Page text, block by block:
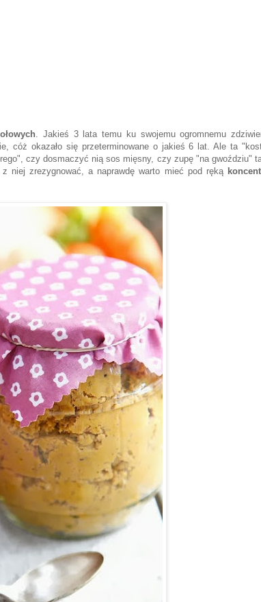
. Jakieś 3 lata temu ku swojemu ogromnemu
cóż okazało się przeterminowane o jakieś 6 lat. Ale ta
czy dosmaczyć nią sos mięsny, czy zupę "na gwoździu"
niej zrezygnować, a naprawdę warto mieć pod ręką